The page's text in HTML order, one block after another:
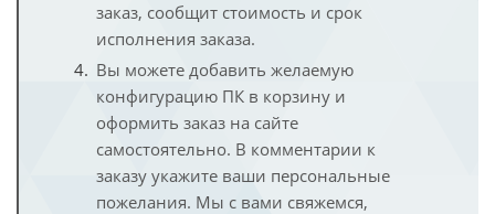
заказ, сообщит стоимость и срок
исполнения заказа.
Вы можете добавить желаемую
конфигурацию ПК в корзину и
оформить заказ на сайте
самостоятельно. В комментарии к
заказу укажите ваши персональные
пожелания. Мы с вами свяжемся,